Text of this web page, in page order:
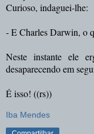
Curioso, indaguei-lhe:
- E Charles Darwin, o
Neste instante ele
desaparecendo em
É isso! ((rs))
Iba Mendes